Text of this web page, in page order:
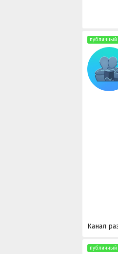
публичный
Канал
публичный